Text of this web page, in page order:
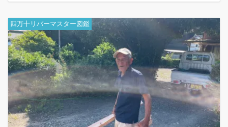
四万十リバーマスター図鑑